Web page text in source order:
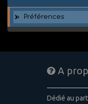
Préférences
A
Dédié au